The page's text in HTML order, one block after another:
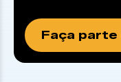
Faça parte